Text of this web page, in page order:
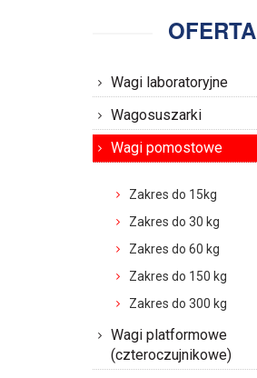
OFERTA
Wagi laboratoryjne
Wagosuszarki
Wagi pomostowe
Zakres do 15kg
Zakres do 30 kg
Zakres do 60 kg
Zakres do 150 kg
Zakres do 300 kg
Wagi platformowe
(czteroczujnikowe)